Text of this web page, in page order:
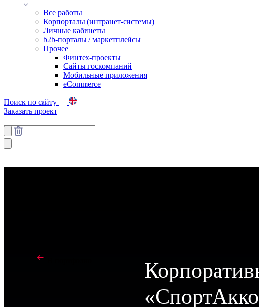
Все работы
Корпорталы (интранет-системы)
Личные кабинеты
b2b-порталы / маркетплейсы
Прочее
Финтех-проекты
Сайты госкомпаний
Мобильные приложения
eCommerce
Поиск по сайту
Заказать проект